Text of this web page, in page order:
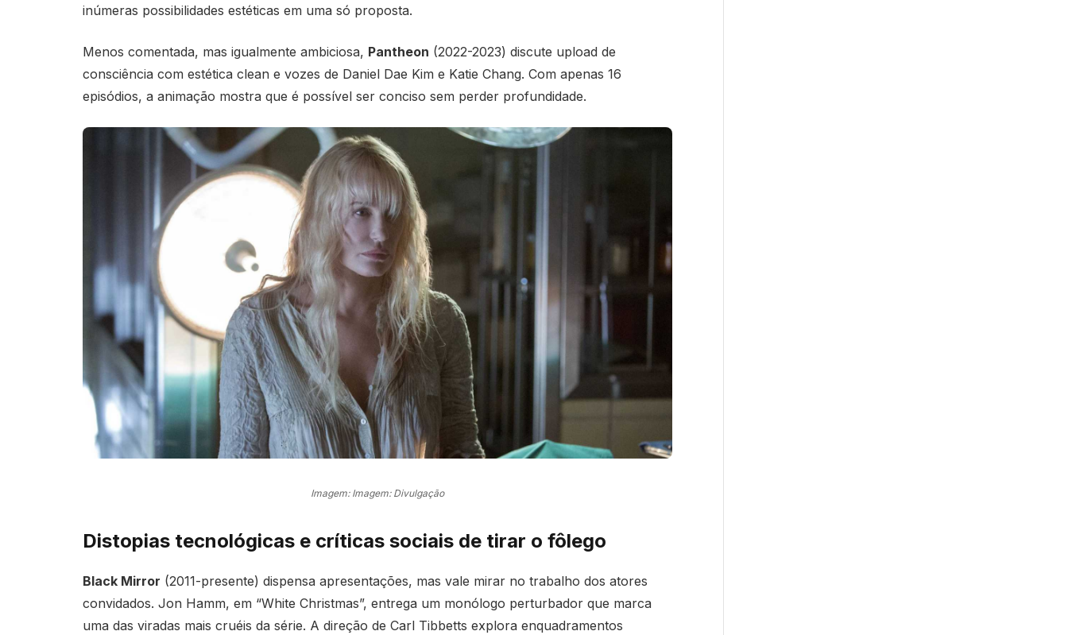
inúmeras possibilidades estéticas em uma só proposta.
Menos comentada, mas igualmente ambiciosa, Pantheon (2022-2023) discute upload de
consciência com estética clean e vozes de Daniel Dae Kim e Katie Chang. Com apenas 16
episódios, a animação mostra que é possível ser conciso sem perder profundidade.
Imagem: Imagem: Divulgação
Distopias tecnológicas e críticas sociais de tirar o fôlego
Black Mirror (2011-presente) dispensa apresentações, mas vale mirar no trabalho dos atores
convidados. Jon Hamm, em “White Christmas”, entrega um monólogo perturbador que marca
uma das viradas mais cruéis da série. A direção de Carl Tibbetts explora enquadramentos